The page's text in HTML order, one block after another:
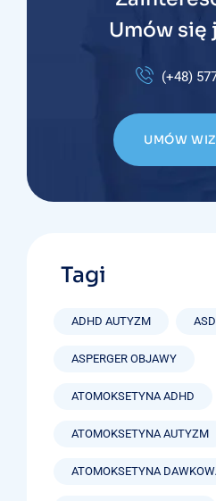
Umów się
(+48)
UMÓW
Tagi
ADHD AUTYZM ASD
ASPERGER OBJAWY
ATOMOKSETYNA ADHD
ATOMOKSETYNA AUTYZM
ATOMOKSETYNA